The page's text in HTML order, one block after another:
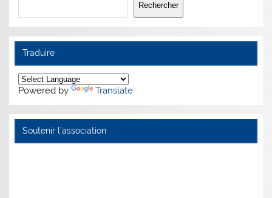
Rechercher
Traduire
Powered by Translate
Soutenir l’association